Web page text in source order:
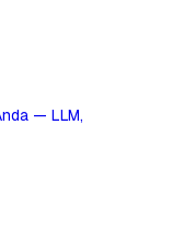
— LLM,